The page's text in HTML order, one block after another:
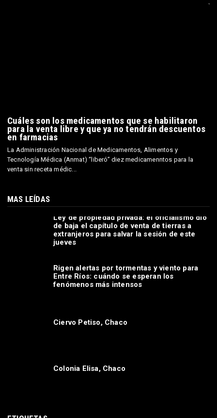
Cuáles son los medicamentos que se habilitaron
para la venta libre y que ya no tendrán descuentos
en farmacias
La Administración Nacional de Medicamentos, Alimentos y
Tecnología Médica (Anmat) “liberó” diez medicamenntos para la
venta sin receta médic...
MAS LEÍDAS
Ley de propiedad privada: el oficialismo dio
de baja el capítulo de venta de tierras a
extranjeros para salvar la sesión de este
jueves
Rigen alertas por tormentas y viento para
Entre Ríos: cuándo se esperan los
fenómenos más intensos
Ciervo Petiso, Chaco
Colonia Elisa, Chaco